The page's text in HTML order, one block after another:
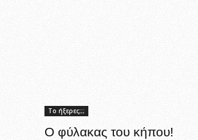
Το ήξερες;;;
Ο φύλακας του κήπου!